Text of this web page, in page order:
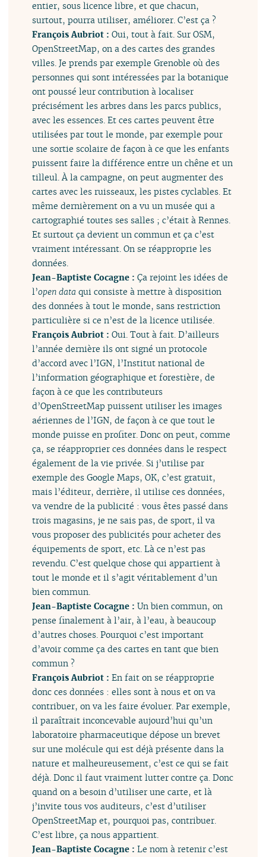
entier, sous licence libre, et que chacun,
surtout, pourra utiliser, améliorer. C’est ça ?
François Aubriot :Oui, tout à fait. Sur OSM,
OpenStreetMap, on a des cartes des grandes
villes. Je prends par exemple Grenoble où des
personnes qui sont intéressées par la botanique
ont poussé leur contribution à localiser
précisément les arbres dans les parcs publics,
avec les essences. Et ces cartes peuvent être
utilisées par tout le monde, par exemple pour
une sortie scolaire de façon à ce que les enfants
puissent faire la différence entre un chêne et un
tilleul. À la campagne, on peut augmenter des
cartes avec les ruisseaux, les pistes cyclables. Et
même dernièrement on a vu un musée qui a
cartographié toutes ses salles ; c’était à Rennes.
Et surtout ça devient un commun et ça c’est
vraiment intéressant. On se réapproprie les
données.
Jean-Baptiste Cocagne :Ça rejoint les idées de
l’open data qui consiste à mettre à disposition
des données à tout le monde, sans restriction
particulière si ce n’est de la licence utilisée.
François Aubriot :Oui. Tout à fait. D’ailleurs
l’année dernière ils ont signé un protocole
d’accord avec l’IGN, l’Institut national de
l’information géographique et forestière, de
façon à ce que les contributeurs
d’OpenStreetMap puissent utiliser les images
aériennes de l’IGN, de façon à ce que tout le
monde puisse en profiter. Donc on peut, comme
ça, se réapproprier ces données dans le respect
également de la vie privée. Si j’utilise par
exemple des Google Maps, OK, c’est gratuit,
mais l’éditeur, derrière, il utilise ces données,
va vendre de la publicité : vous êtes passé dans
trois magasins, je ne sais pas, de sport, il va
vous proposer des publicités pour acheter des
équipements de sport, etc. Là ce n’est pas
revendu. C’est quelque chose qui appartient à
tout le monde et il s’agit véritablement d’un
bien commun.
Jean-Baptiste Cocagne :Un bien commun, on
pense finalement à l’air, à l’eau, à beaucoup
d’autres choses. Pourquoi c’est important
d’avoir comme ça des cartes en tant que bien
commun ?
François Aubriot :En fait on se réapproprie
donc ces données : elles sont à nous et on va
contribuer, on va les faire évoluer. Par exemple,
il paraîtrait inconcevable aujourd’hui qu’un
laboratoire pharmaceutique dépose un brevet
sur une molécule qui est déjà présente dans la
nature et malheureusement, c’est ce qui se fait
déjà. Donc il faut vraiment lutter contre ça. Donc
quand on a besoin d’utiliser une carte, et là
j’invite tous vos auditeurs, c’est d’utiliser
OpenStreetMap et, pourquoi pas, contribuer.
C’est libre, ça nous appartient.
Jean-Baptiste Cocagne :Le nom à retenir c’est